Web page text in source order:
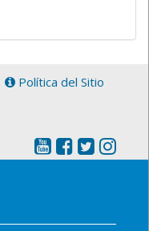
Política del Sitio